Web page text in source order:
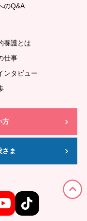
のQ&A
養護とは
仕事
ンタビュー
方
さま